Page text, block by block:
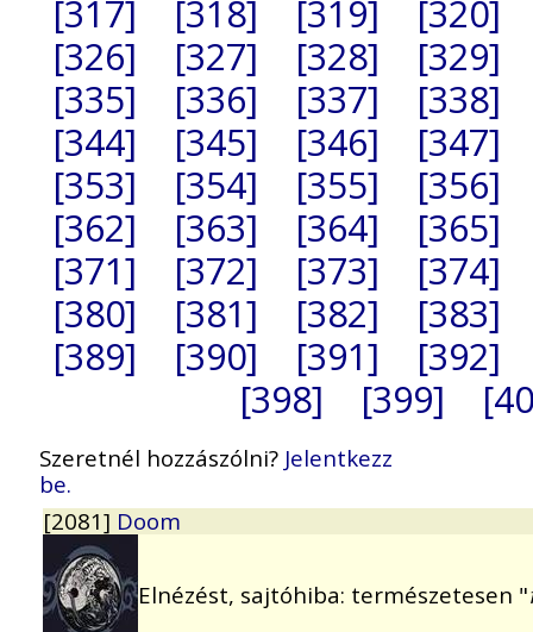
[317]
[318] [319]
[320]
[326]
[327] [328]
[329]
[335]
[336] [337]
[338]
[344]
[345] [346]
[347]
[353]
[354] [355]
[356]
[362]
[363] [364]
[365]
[371]
[372] [373]
[374]
[380]
[381] [382]
[383]
[389]
[390] [391]
[392]
[398]
[399]
Szeretnél hozzászólni? Jelentkezz
be.
[2081] Doom
Elnézést, sajtóhiba: természetesen "